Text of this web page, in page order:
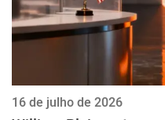
16 de julho de 2026